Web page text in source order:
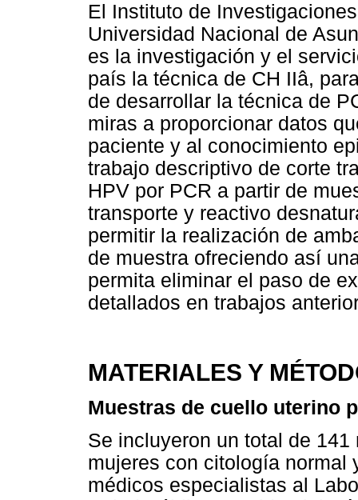
El Instituto de
Universidad Nacional de
es la investigación y el
país la técnica de CH IIâ,
de desarrollar la técnica de
miras a proporcionar datos
paciente y al conocimiento
trabajo descriptivo de corte
HPV por PCR a partir de
transporte y reactivo
permitir la realización de
de muestra ofreciendo así
permita eliminar el paso de
detallados en trabajos
MATERIALES Y
Muestras de cuello uterino
Se incluyeron un total de
mujeres con citología normal
médicos especialistas al